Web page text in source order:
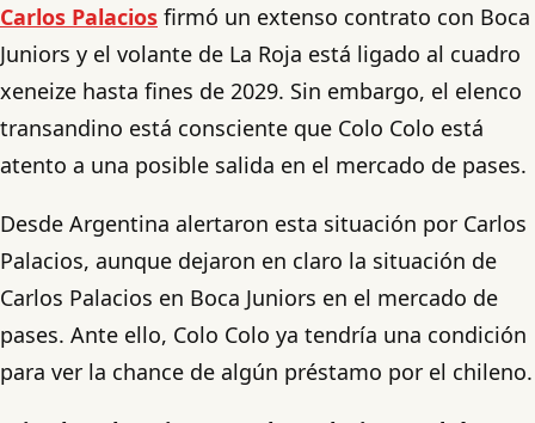
Carlos Palacios firmó un extenso contrato con Boca
Juniors y el volante de La Roja está ligado al cuadro
xeneize hasta fines de 2029. Sin embargo, el elenco
transandino está consciente que Colo Colo está
atento a una posible salida en el mercado de pases.
Desde Argentina alertaron esta situación por Carlos
Palacios, aunque dejaron en claro la situación de
Carlos Palacios en Boca Juniors en el mercado de
pases. Ante ello, Colo Colo ya tendría una condición
para ver la chance de algún préstamo por el chileno.